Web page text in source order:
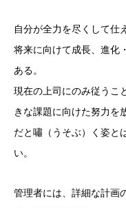
自分が全力を尽くして仕
将来に向けて成長、進化
ある。
現在の上司にのみ従うこ
きな課題に向けた努力を
だと嘯（うそぶ）く姿と
い。
管理者には、詳細な計画